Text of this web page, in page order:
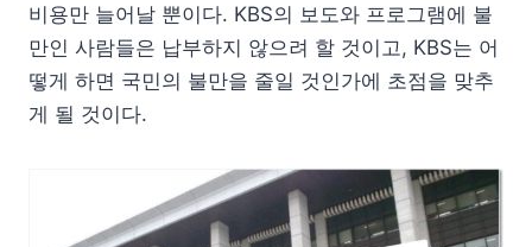
비용만 늘어날 뿐이다. KBS의 보도와 프로그램에 불
만인 사람들은 납부하지 않으려 할 것이고, KBS는 어
떻게 하면 국민의 불만을 줄일 것인가에 초점을 맞추
게 될 것이다.